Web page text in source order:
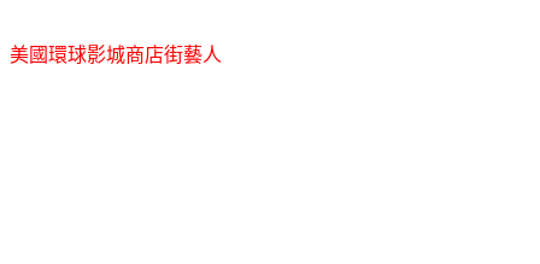
美國環球影城商店街藝人